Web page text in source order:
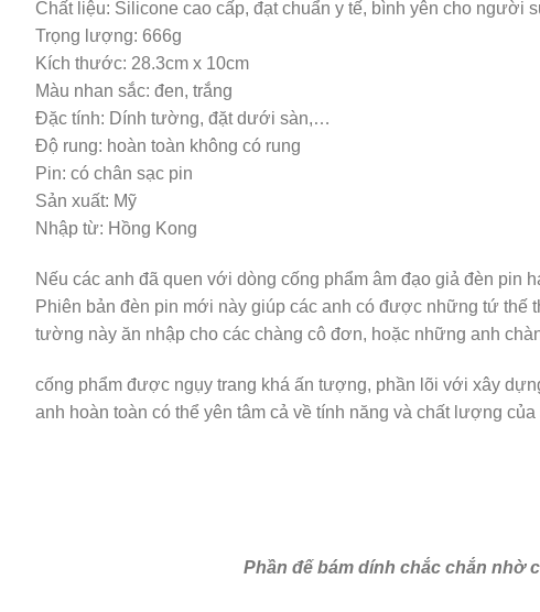
Chất liệu: Silicone cao cấp, đạt chuẩn y tế, bình yên cho người
Trọng lượng: 666g
Kích thước: 28.3cm x 10cm
Màu nhan sắc: đen, trắng
Đặc tính: Dính tường, đặt dưới sàn,…
Độ rung: hoàn toàn không có rung
Pin: có chân sạc pin
Sản xuất: Mỹ
Nhập từ: Hồng Kong
Nếu các anh đã quen với dòng cống phẩm âm đạo giả đèn
Phiên bản đèn pin mới này giúp các anh có được những tứ thế
tường này ăn nhập cho các chàng cô đơn, hoặc những anh
cống phẩm được ngụy trang khá ấn tượng, phần lõi với xây
anh hoàn toàn có thể yên tâm cả về tính năng và chất lượng của
Phần đế bám dính chắc chắn nhờ